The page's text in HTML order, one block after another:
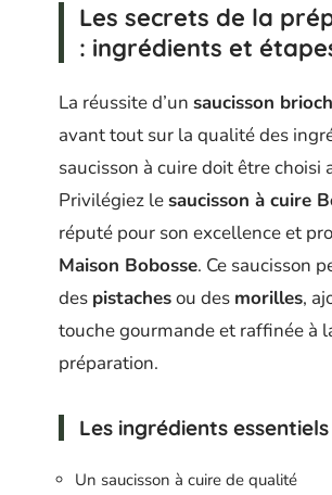
Les secrets de la
: ingrédients et
La réussite d’un saucisson
avant tout sur la qualité des
saucisson à cuire doit être choisi
Privilégiez lesaucisson à cuire
réputé pour son excellence et
Maison Bobosse. Ce saucisson
des pistachesou des morilles,
touche gourmande et raffinée à
préparation.
Les ingrédients essentiels
Un saucisson à cuire de qualité